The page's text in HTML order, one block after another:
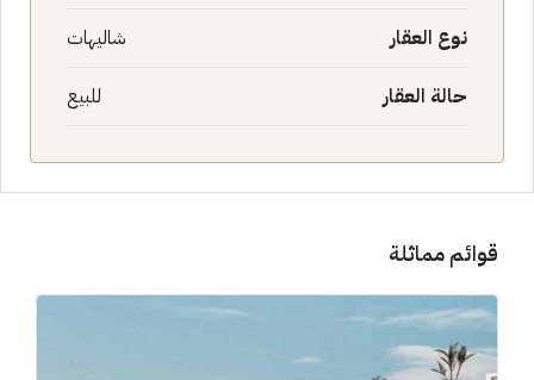
نوع العقار شاليهات
حالة العقار للبيع
قوائم مماثلة